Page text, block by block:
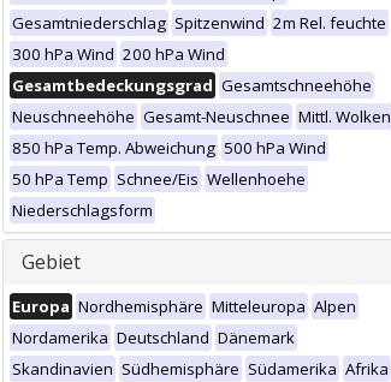
Gesamtniederschlag Spitzenwind 2m Rel. feuchte
300 hPa Wind 200 hPa Wind
Gesamtbedeckungsgrad Gesamtschneehöhe
Neuschneehöhe Gesamt-Neuschnee Mittl. Wolken
850 hPa Temp. Abweichung 500 hPa Wind
50 hPa Temp Schnee/Eis Wellenhoehe
Niederschlagsform
Gebiet
Europa Nordhemisphäre Mitteleuropa Alpen
Nordamerika Deutschland Dänemark
Skandinavien Südhemisphäre Südamerika Afrika